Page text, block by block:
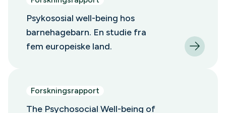
Psykososial well-being hos
barnehagebarn. En studie fra
fem europeiske land.
Forskningsrapport
The Psychosocial Well-being of